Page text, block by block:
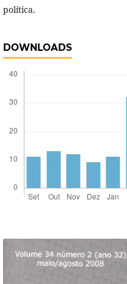
política.
DOWNLOADS